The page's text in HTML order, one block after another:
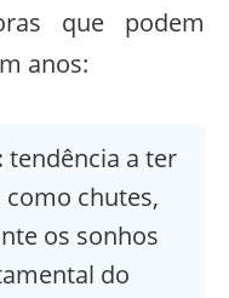
que podem
anos:
tendência a ter
como chutes,
os sonhos
do